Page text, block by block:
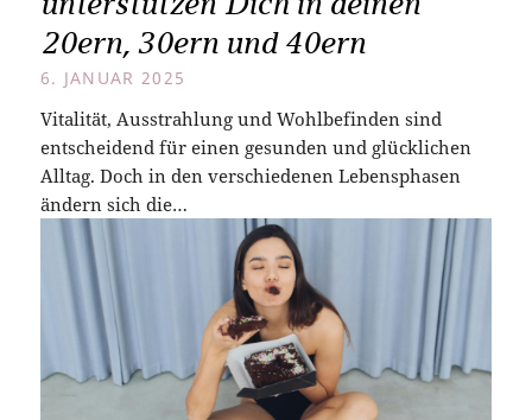
20ern, 30ern und 40ern
6. JANUAR 2025
Vitalität, Ausstrahlung und Wohlbefinden sind
entscheidend für einen gesunden und glücklichen
Alltag. Doch in den verschiedenen Lebensphasen
ändern sich die…